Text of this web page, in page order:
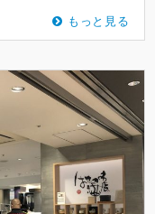
もっと見る